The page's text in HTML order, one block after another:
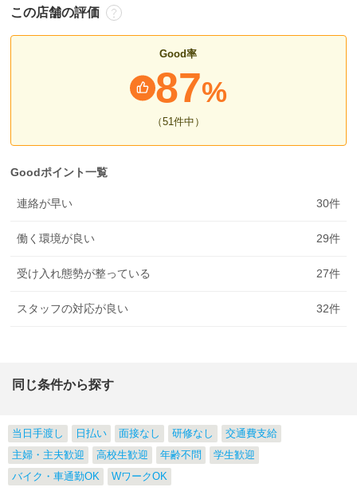
この店舗の評価
Good率
87%
（51 件中 ）
Goodポイント一覧
連絡が早い 30件
働く環境が良い 29件
受け入れ態勢が整っている 27件
スタッフの対応が良い 32件
同じ条件から探す
当日手渡し 日払い 面接なし 研修なし
交通費支給
主婦・主夫歓迎
高校生歓迎 年齢不問
学生歓迎
バイク・車通勤OK
WワークOK